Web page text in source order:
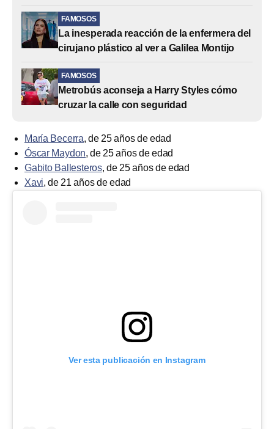
FAMOSOS
La inesperada reacción de la enfermera del
cirujano plástico al ver a Galilea Montijo
FAMOSOS
Metrobús aconseja a Harry Styles cómo
cruzar la calle con seguridad
María Becerra, de 25 años de edad
Óscar Maydon, de 25 años de edad
Gabito Ballesteros, de 25 años de edad
Xavi, de 21 años de edad
Ver esta publicación en Instagram